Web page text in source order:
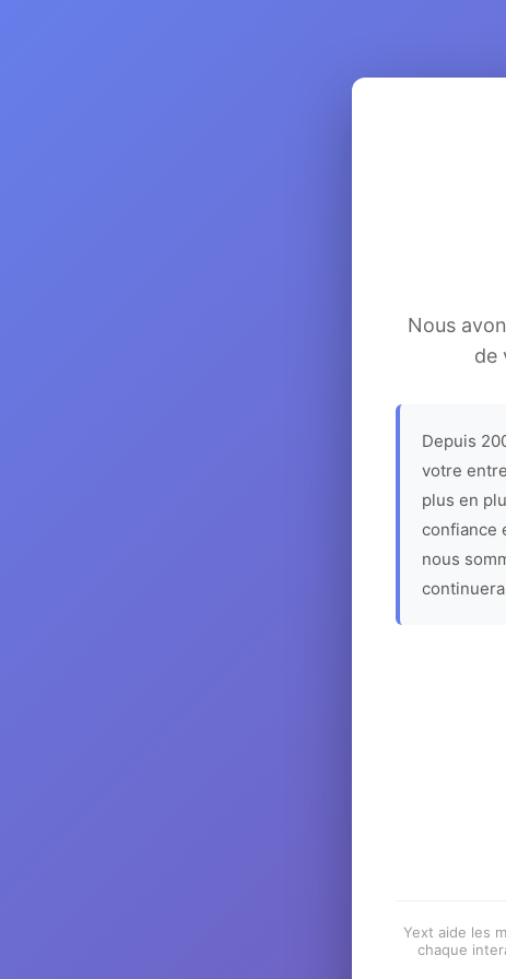
Nous
de
Depuis
votre
plus en
confiance
nous
Yext aide les
chaque